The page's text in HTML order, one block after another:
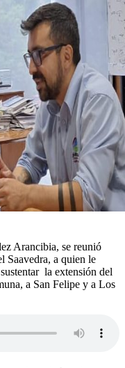
Arancibia, se reunió
Saavedra, a quien le
la extensión del
a San Felipe y a Los